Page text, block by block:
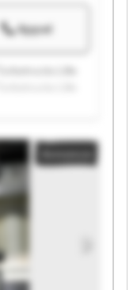
Appel
Lille
Lille
Lille
Annonce